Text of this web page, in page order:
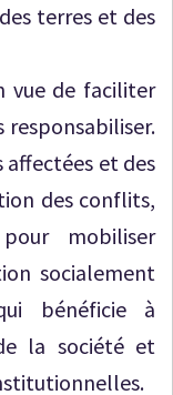
terres et des
de faciliter
et des
des conflits,
mobiliser
socialement
bénéficie à
la société et